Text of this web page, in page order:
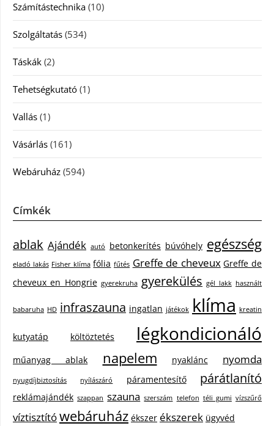
Számítástechnika (10)
Szolgáltatás (534)
Táskák (2)
Tehetségkutató (1)
Vallás (1)
Vásárlás (161)
Webáruház (594)
Címkék
ablak Ajándék autó betonkerítés búvóhely egészség
eladó lakás Fisher klíma fólia fűtés Greffe de cheveux Greffe de
cheveux en Hongrie gyerekruha gyerekülés gél lakk használt
babaruha HD infraszauna ingatlan játékok klíma kreatin
kutyatáp költöztetés légkondicionáló
műanyag ablak napelem nyaklánc nyomda
nyugdíjbiztosítás nyílászáró páramentesítő párátlanító
reklámajándék szappan szauna szerszám telefon téli gumi vízszűrő
víztisztítówebáruház ékszer ékszerek ügyvéd